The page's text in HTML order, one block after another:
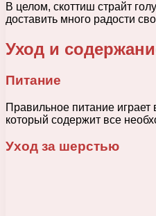
В целом, скоттиш страйт
доставить много радости
Уход и
Питание
Правильное питание
который содержит все
Уход за шерстью